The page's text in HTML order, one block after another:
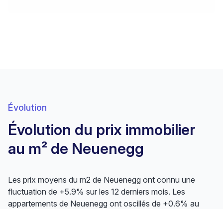
Évolution
Évolution du prix immobilier
au m² de Neuenegg
Les prix moyens du m2 de Neuenegg ont connu une
fluctuation de +5.9% sur les 12 derniers mois. Les
appartements de Neuenegg ont oscillés de +0.6% au